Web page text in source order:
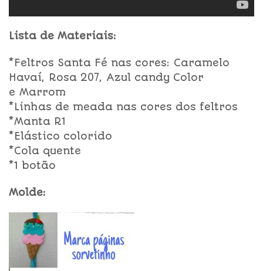
Lista de Materiais:
*Feltros Santa Fé nas cores: Caramelo
Havaí, Rosa 207, Azul candy Color
e Marrom
*Linhas de meada nas cores dos feltros
*Manta R1
*Elástico colorido
*Cola quente
*1 botão
Molde: